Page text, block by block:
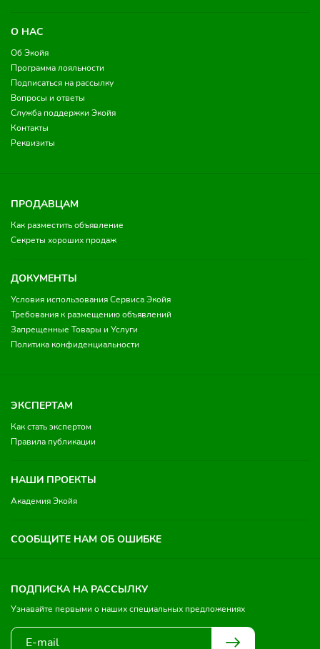
О НАС
Об Экойя
Программа лояльности
Подписаться на рассылку
Вопросы и ответы
Служба поддержки Экойя
Контакты
Реквизиты
ПРОДАВЦАМ
Как разместить объявление
Секреты хороших продаж
ДОКУМЕНТЫ
Условия использования Сервиса Экойя
Требования к размещению объявлений
Запрещенные Товары и Услуги
Политика конфиденциальности
ЭКСПЕРТАМ
Как стать экспертом
Правила публикации
НАШИ ПРОЕКТЫ
Академия Экойя
СООБЩИТЕ НАМ ОБ ОШИБКЕ
ПОДПИСКА НА РАССЫЛКУ
Узнавайте первыми о наших специальных предложениях